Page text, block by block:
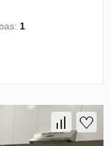
1